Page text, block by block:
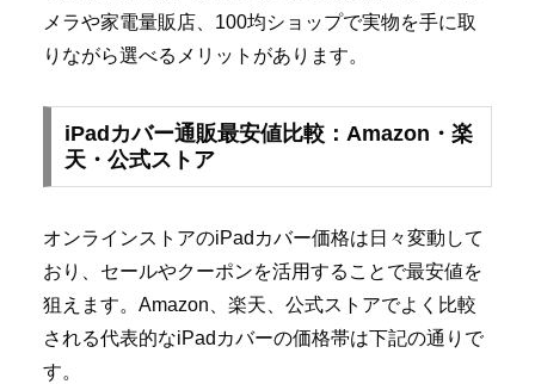
メラや家電量販店、100均ショップで実物を手に取
りながら選べるメリットがあります。
iPadカバー通販最安値比較：Amazon・楽
天・公式ストア
オンラインストアのiPadカバー価格は日々変動して
おり、セールやクーポンを活用することで最安値を
狙えます。Amazon、楽天、公式ストアでよく比較
される代表的なiPadカバーの価格帯は下記の通りで
す。